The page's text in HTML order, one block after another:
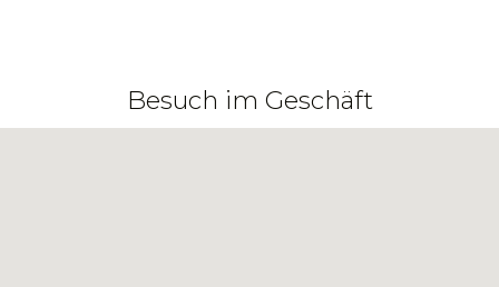
Besuch im Geschäft